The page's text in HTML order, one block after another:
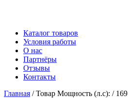
Каталог товаров
Условия работы
О нас
Партнёры
Отзывы
Контакты
Главная / Товар Мощность (л.с): / 169